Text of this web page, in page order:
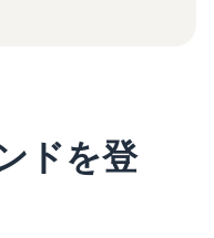
ドを登